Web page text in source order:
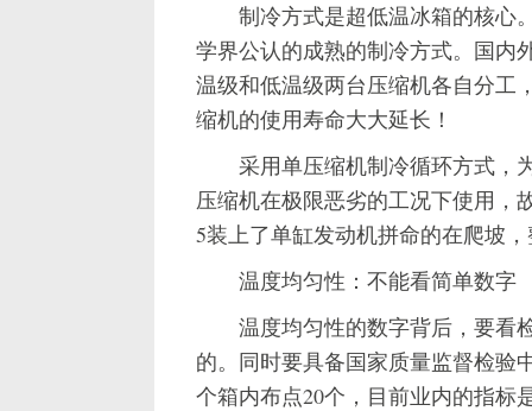
制冷方式是超低温冰箱的核心
学界公认的成熟的制冷方式。国内
温级和低温级两台压缩机各自分工
缩机的使用寿命大大延长！
采用单压缩机制冷循环方式，
压缩机在极限恶劣的工况下使用，
5装上了单缸发动机拼命的在爬坡
温度均匀性：不能看简单数字
温度均匀性的数字背后，要看
的。同时要具备国家质量监督检验
个箱内布点20个，目前业内的指